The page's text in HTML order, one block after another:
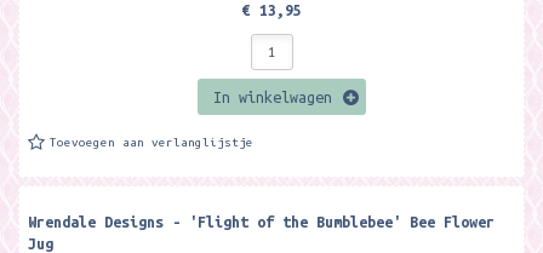
€ 13,95
In winkelwagen
Toevoegen aan verlanglijstje
Wrendale Designs - 'Flight of the Bumblebee' Bee Flower
Jug